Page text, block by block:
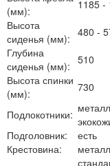
(мм):
1185 -
Высота
сиденья (мм): 480 -
Глубина
сиденья (мм): 510
Высота спинки
(мм):
730
Подлокотники:
Подголовник:
есть
Крестовина: